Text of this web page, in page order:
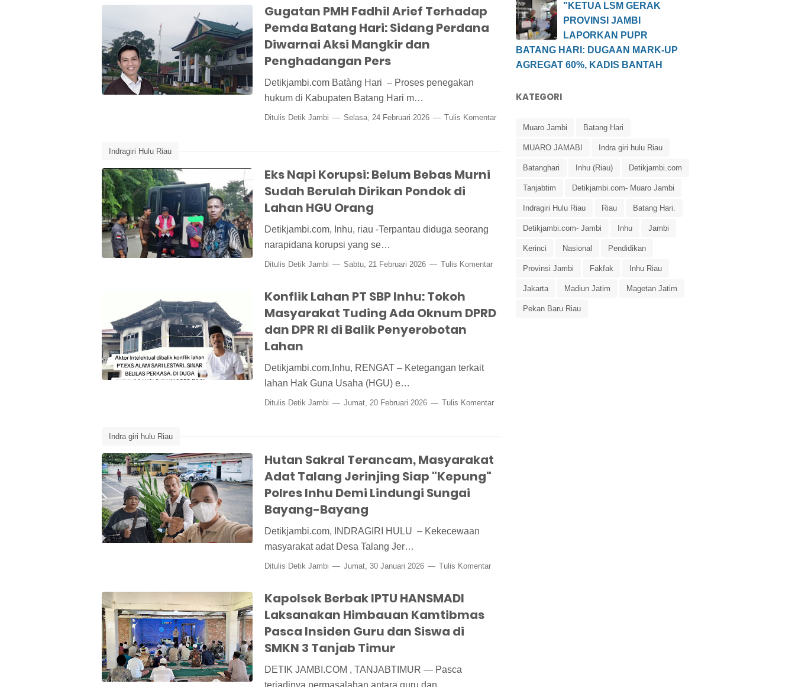
Gugatan PMH Fadhil Arief Terhadap
Pemda Batang Hari: Sidang Perdana
Diwarnai Aksi Mangkir dan
Penghadangan Pers
Detikjambi.com Batàng Hari – Proses penegakan
hukum di Kabupaten Batang Hari m…
Ditulis Detik Jambi Selasa, 24 Februari 2026 Tulis Komentar
Indragiri Hulu Riau
Eks Napi Korupsi: Belum Bebas Murni
Sudah Berulah Dirikan Pondok di
Lahan HGU Orang
Detikjambi.com, Inhu, riau -Terpantau diduga seorang
narapidana korupsi yang se…
Ditulis Detik Jambi Sabtu, 21 Februari 2026 Tulis Komentar
Konflik Lahan PT SBP Inhu: Tokoh
Masyarakat Tuding Ada Oknum DPRD
dan DPR RI di Balik Penyerobotan
Lahan
Detikjambi.com,​Inhu, RENGAT – Ketegangan terkait
lahan Hak Guna Usaha (HGU) e…
Ditulis Detik Jambi Jumat, 20 Februari 2026 Tulis Komentar
Indra giri hulu Riau
Hutan Sakral Terancam, Masyarakat
Adat Talang Jerinjing Siap "Kepung"
Polres Inhu Demi Lindungi Sungai
Bayang-Bayang
Detikjambi.com,​ INDRAGIRI HULU – Kekecewaan
masyarakat adat Desa Talang Jer…
Ditulis Detik Jambi Jumat, 30 Januari 2026 Tulis Komentar
Kapolsek Berbak IPTU HANSMADI
Laksanakan Himbauan Kamtibmas
Pasca Insiden Guru dan Siswa di
SMKN 3 Tanjab Timur
DETIK JAMBI.COM , TANJABTIMUR — Pasca
terjadinya permasalahan antara guru dan…
"KETUA LSM GERAK
PROVINSI JAMBI
LAPORKAN PUPR
BATANG HARI: DUGAAN MARK-UP
AGREGAT 60%, KADIS BANTAH
KATEGORI
Muaro Jambi Batang Hari
MUARO JAMABI Indra giri hulu Riau
Batanghari Inhu (Riau) Detikjambi.com
Tanjabtim Detikjambi.com- Muaro Jambi
Indragiri Hulu Riau Riau Batang Hari.
Detikjambi.com- Jambi Inhu Jambi
Kerinci Nasional Pendidikan
Provinsi Jambi Fakfak Inhu Riau
Jakarta Madiun Jatim Magetan Jatim
Pekan Baru Riau